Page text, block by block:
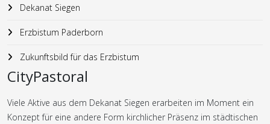
Dekanat Siegen
Erzbistum Paderborn
Zukunftsbild für das Erzbistum
CityPastoral
Viele Aktive aus dem Dekanat Siegen erarbeiten im Moment ein
Konzept für eine andere Form kirchlicher Präsenz im städtischen